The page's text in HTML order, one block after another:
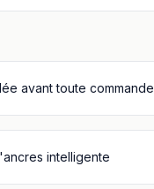
avant toute commande
intelligente